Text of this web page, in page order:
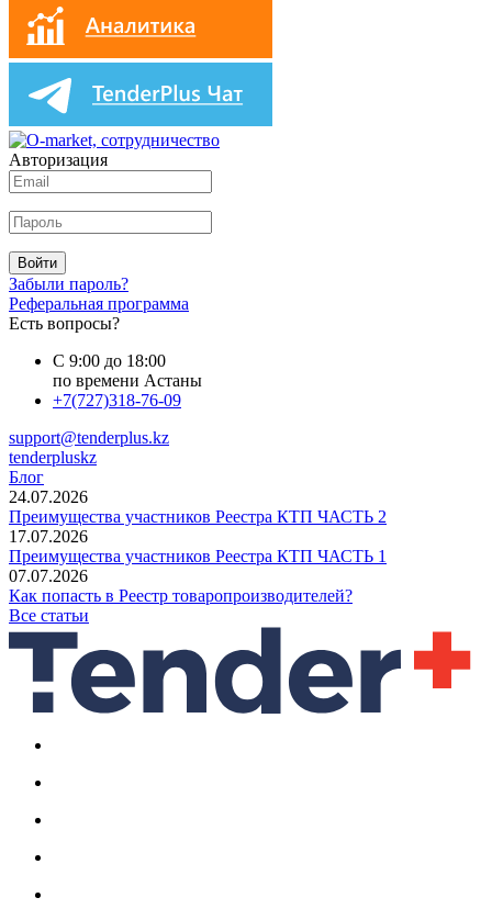
Авторизация
Войти
Забыли пароль?
Реферальная программа
Есть вопросы?
С 9:00 до 18:00
по времени Астаны
+7(727)318-76-09
support@tenderplus.kz
tenderpluskz
Блог
24.07.2026
Преимущества участников Реестра КТП ЧАСТЬ 2
17.07.2026
Преимущества участников Реестра КТП ЧАСТЬ 1
07.07.2026
Как попасть в Реестр товаропроизводителей?
Все статьи